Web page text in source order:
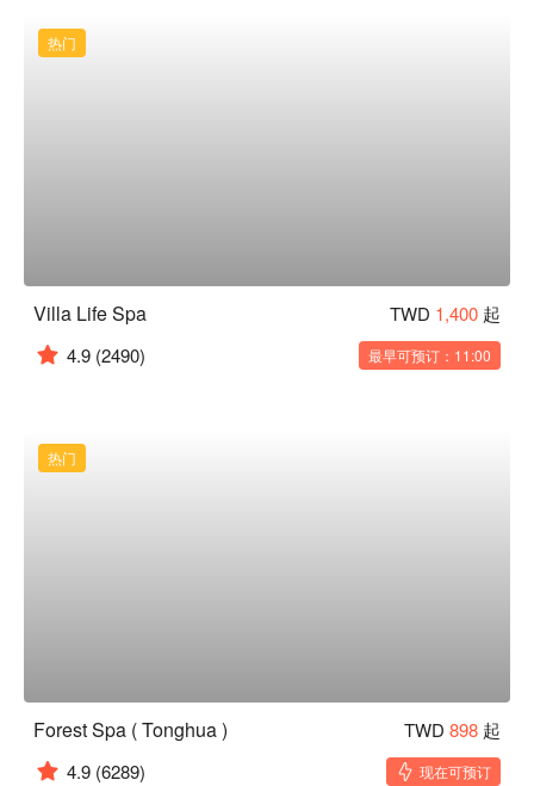
热门
Villa Life Spa TWD 1,400 起
4.9 (2490) 最早可预订：11:00
热门
Forest Spa ( Tonghua ) TWD 898 起
4.9 (6289) 现在可预订